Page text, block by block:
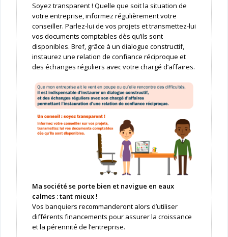
Soyez transparent ! Quelle que soit la situation de
votre entreprise, informez régulièrement votre
conseiller. Parlez-lui de vos projets et transmettez-lui
vos documents comptables dès qu’ils sont
disponibles. Bref, grâce à un dialogue constructif,
instaurez une relation de confiance réciproque et
des échanges réguliers avec votre chargé d’affaires.
Ma société se porte bien et navigue en eaux
calmes : tant mieux !
Vos banquiers recommanderont alors d’utiliser
différents financements pour assurer la croissance
et la pérennité de l’entreprise.